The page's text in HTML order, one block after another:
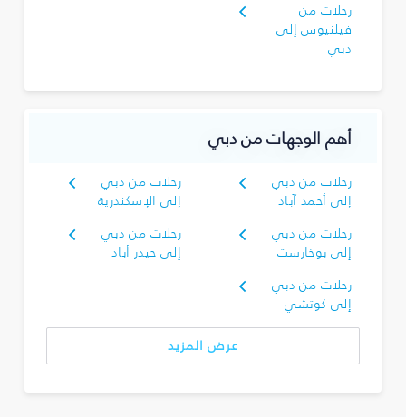
رحلات من
فيلنيوس إلى
دبي
أهم الوجهات من دبي
رحلات من دبي
إلى أحمد آباد
رحلات من دبي
إلى الإسكندرية
رحلات من دبي
إلى بوخارست
رحلات من دبي
إلى حيدر أباد
رحلات من دبي
إلى كوتشي
عرض المزيد